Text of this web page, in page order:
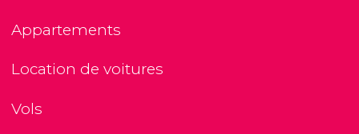
Appartements
Location de voitures
Vols